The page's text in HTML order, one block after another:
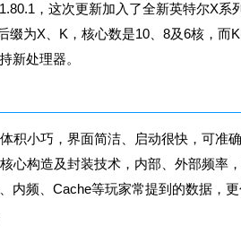
，这次更新加入了全新英特尔X系
缀为X、K，核心数是10、8及6核，而
新处理器。
积小巧，界面简洁、启动很快，可准
心构造及封装技术，内部、外部频率
频、Cache等玩家常提到的数据，更